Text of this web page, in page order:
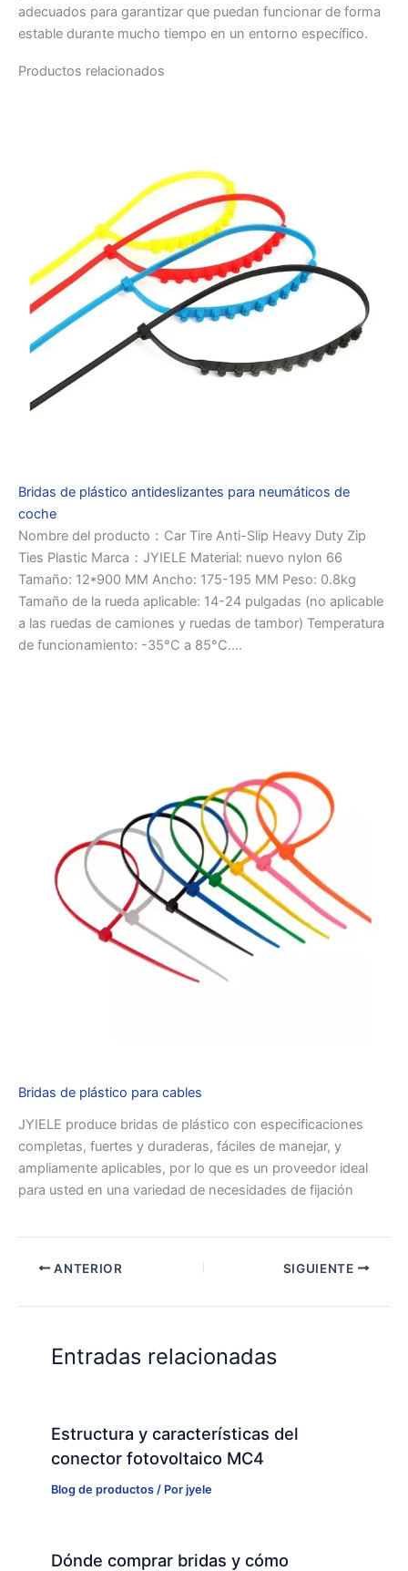
adecuados para garantizar que puedan funcionar de forma
estable durante mucho tiempo en un entorno específico.
Productos relacionados
Bridas de plástico antideslizantes para neumáticos de
coche
Nombre del producto：Car Tire Anti-Slip Heavy Duty Zip
Ties Plastic Marca：JYIELE Material: nuevo nylon 66
Tamaño: 12*900 MM Ancho: 175-195 MM Peso: 0.8kg
Tamaño de la rueda aplicable: 14-24 pulgadas (no aplicable
a las ruedas de camiones y ruedas de tambor) Temperatura
de funcionamiento: -35°C a 85°C....
Bridas de plástico para cables
JYIELE produce bridas de plástico con especificaciones
completas, fuertes y duraderas, fáciles de manejar, y
ampliamente aplicables, por lo que es un proveedor ideal
para usted en una variedad de necesidades de fijación
ANTERIOR SIGUIENTE
Entradas relacionadas
Estructura y características del
conector fotovoltaico MC4
Blog de productos / Porjyele
Dónde comprar bridas y cómo